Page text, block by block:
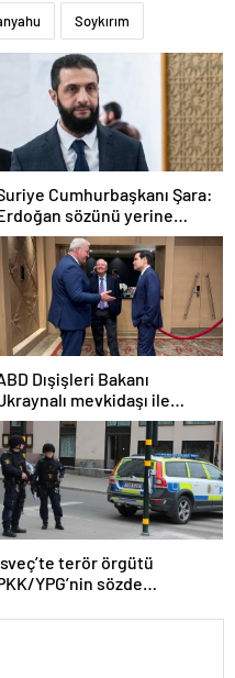
Soykırım
Cumhurbaşkanı Şara:
sözünü yerine
Trump’a da çok
teşekkür ederim
Dışişleri Bakanı
mevkidaşı ile
terör örgütü
YPG’nin sözde